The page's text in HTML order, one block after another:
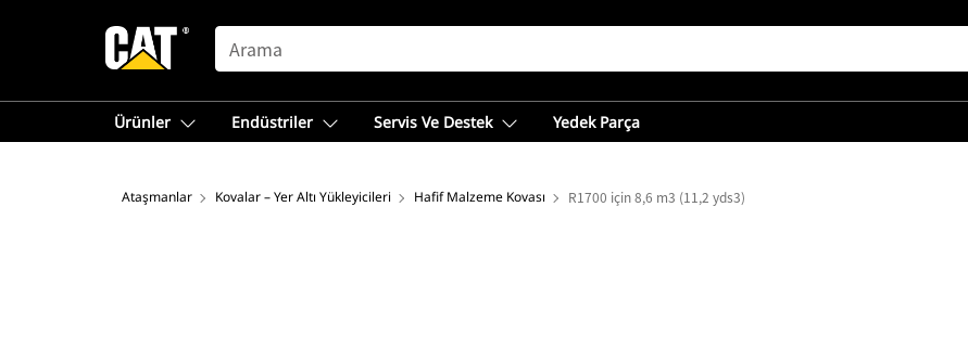
SEARCH
Ürünler Endüstriler Servis Ve Destek Yedek Parça
Ataşmanlar Kovalar – Yer Altı Yükleyicileri Hafif Malzeme Kovası R1700 için 8,6 m3 (11,2 yds3)